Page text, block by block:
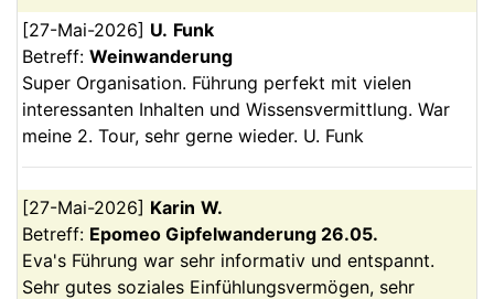
[27-Mai-2026] U. Funk
Betreff: Weinwanderung
Super Organisation. Führung perfekt mit vielen
interessanten Inhalten und Wissensvermittlung. War
meine 2. Tour, sehr gerne wieder. U. Funk
[27-Mai-2026] Karin W.
Betreff: Epomeo Gipfelwanderung 26.05.
Eva's Führung war sehr informativ und entspannt.
Sehr gutes soziales Einfühlungsvermögen, sehr